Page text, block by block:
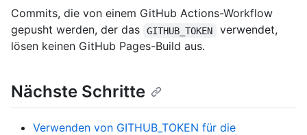
Commits, die von einem GitHub Actions-Workflow
gepusht werden, der das
GITHUB_TOKEN
verwendet,
lösen keinen GitHub Pages-Build aus.
Nächste Schritte
Verwenden von GITHUB_TOKEN für die